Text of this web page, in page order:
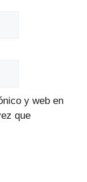
y web en
que